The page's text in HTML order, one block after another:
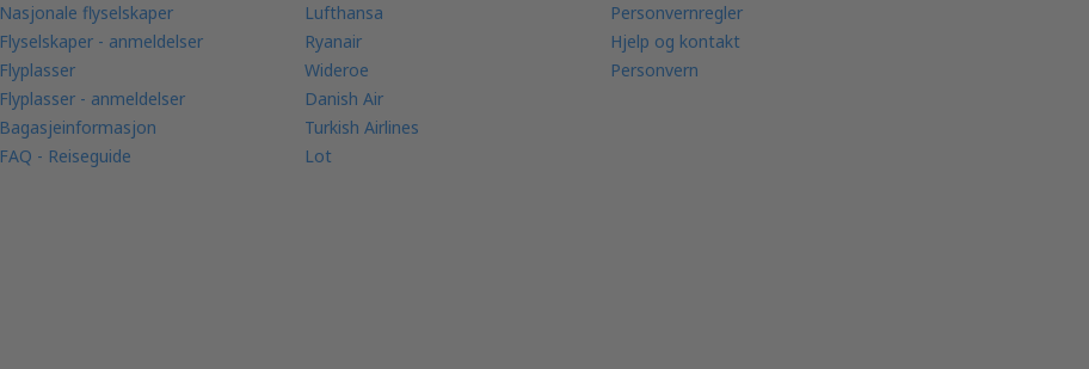
Nasjonale flyselskaper
Flyselskaper - anmeldelser
Flyplasser
Flyplasser - anmeldelser
Bagasjeinformasjon
FAQ - Reiseguide
Lufthansa
Ryanair
Wideroe
Danish Air
Turkish Airlines
Lot
Personvernregler
Hjelp og kontakt
Personvern